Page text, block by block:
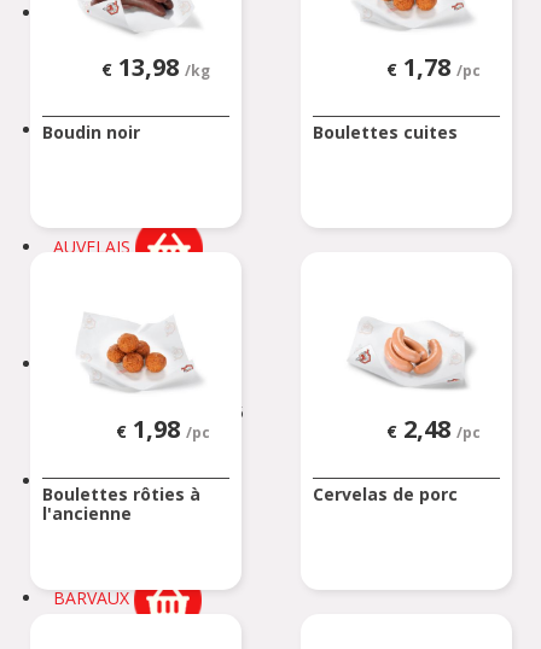
ASSENEDE
Molenstraat 77-79
ATH
AUVELAIS
AUVELAIS
AVELGEM
Doorniksesteenweg 165
AVELGEM
AWANS
BARVAUX
€ 13,98 /kg
Boudin noir
€ 1,78 /pc
Boulettes cuites
€ 1,98 /pc
Boulettes rôties à
l'ancienne
€ 2,48 /pc
Cervelas de porc